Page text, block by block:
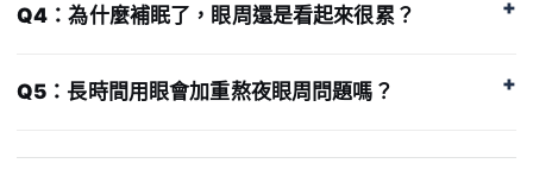
Q4：為什麼補眠了，眼周還是看起來很累？
Q5：長時間用眼會加重熬夜眼周問題嗎？